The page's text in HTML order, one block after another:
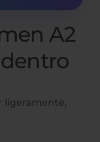
A2
ligeramente,